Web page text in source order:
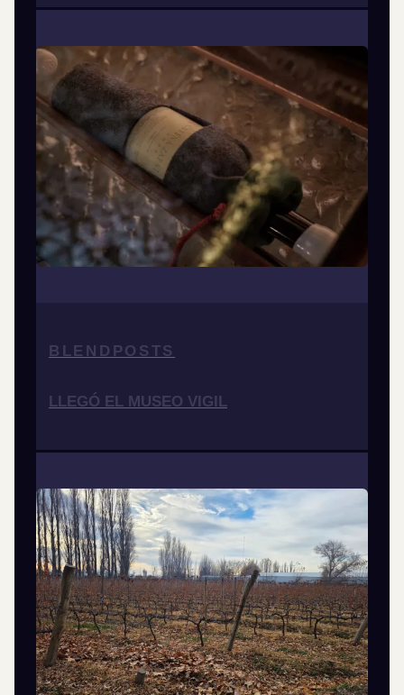
BLENDPOSTS
LLEGÓ EL MUSEO VIGIL